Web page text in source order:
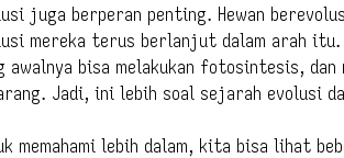
juga berperan penting. Hewan
mereka terus berlanjut dalam arah
awalnya bisa melakukan fotosintesis, dan
Jadi, ini lebih soal sejarah evolusi
memahami lebih dalam, kita bisa lihat